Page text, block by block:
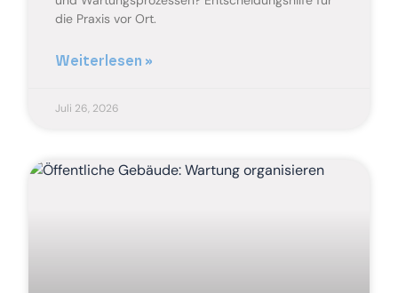
die Praxis vor Ort.
Weiterlesen »
Juli 26, 2026